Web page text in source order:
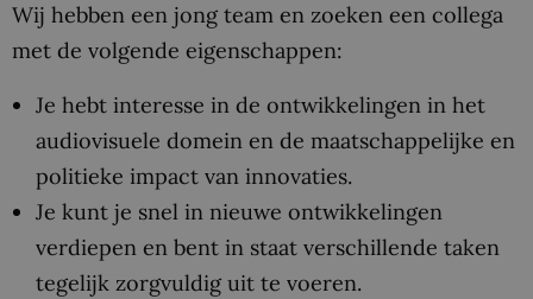
Wij hebben een jong team en zoeken een collega
met de volgende eigenschappen:
Je hebt interesse in de ontwikkelingen in het
audiovisuele domein en de maatschappelijke en
politieke impact van innovaties.
Je kunt je snel in nieuwe ontwikkelingen
verdiepen en bent in staat verschillende taken
tegelijk zorgvuldig uit te voeren.